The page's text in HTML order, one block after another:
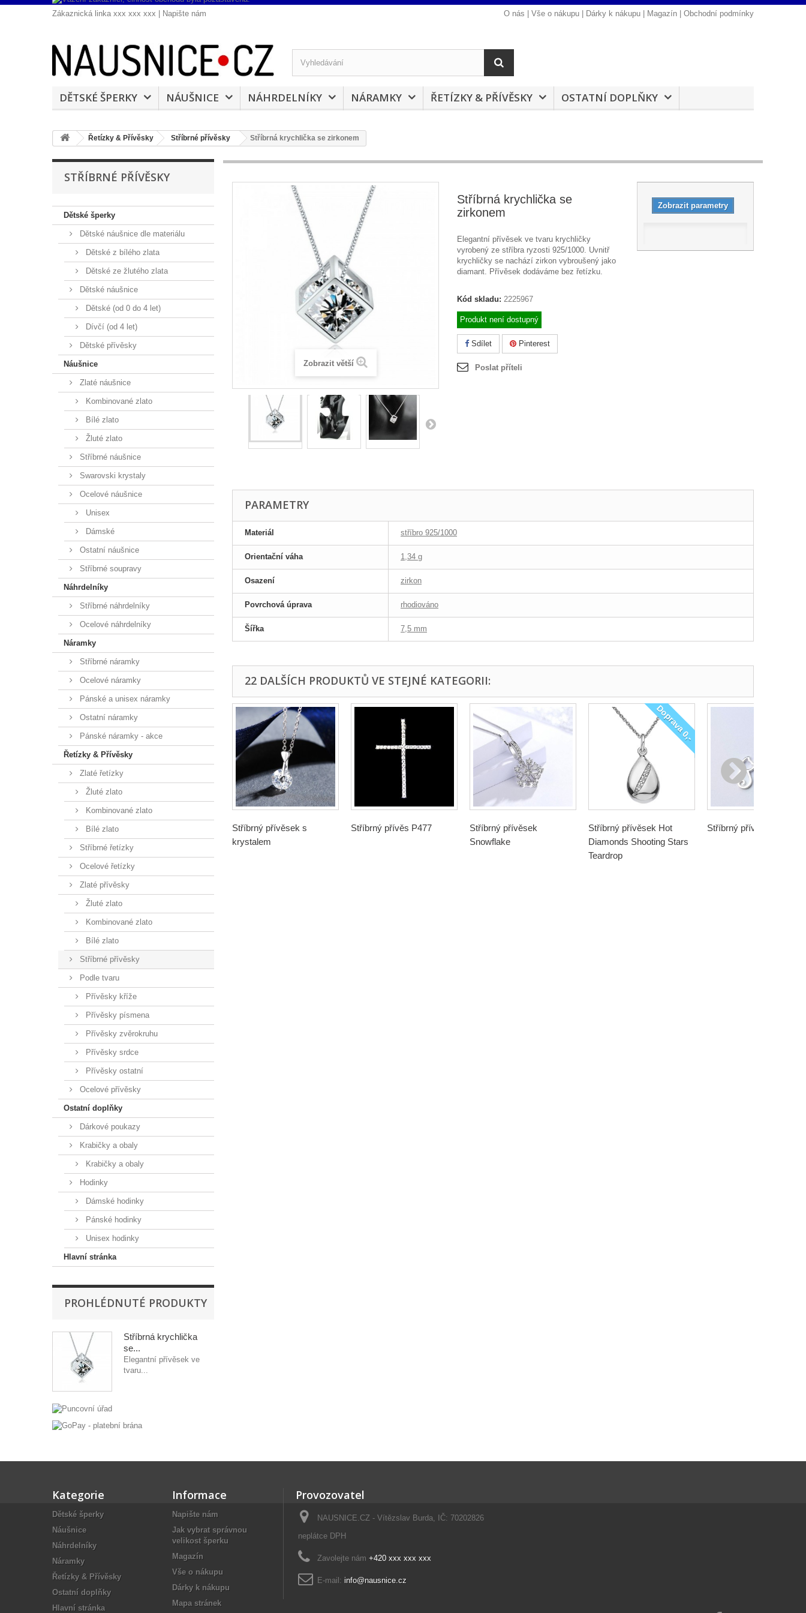
Zákaznická linka xxx xxx xxx | Napište nám O nás Vše o nákupu Dárky k nákupu Magazín Obchodní podmínky
DĚTSKÉ ŠPERKY NÁUŠNICE NÁHRDELNÍKY NÁRAMKY ŘETÍZKY & PŘÍVĚSKY OSTATNÍ DOPLŇKY
Řetízky & Přívěsky Stříbrné přívěsky Stříbrná krychlička se zirkonem
Zobrazit větší
Stříbrná krychlička se
zirkonem
Elegantní přívěsek ve tvaru krychličky
vyrobený ze stříbra ryzosti 925/1000. Uvnitř
krychličky se nachází zirkon vybroušený jako
diamant. Přívěsek dodáváme bez řetízku.
Kód skladu: 2225967
Produkt není dostupný
Sdílet Pinterest
Poslat příteli
Zobrazit parametry
PARAMETRY
Materiál stříbro 925/1000
Orientační váha 1,34 g
Osazení zirkon
Povrchová úprava rhodiováno
Šířka 7,5 mm
22 DALŠÍCH PRODUKTŮ VE STEJNÉ KATEGORII:
Stříbrný přívěsek s
krystalem
Stříbrný přívěs P477
Stříbrný přívěsek
Snowflake
Stříbrný přívěsek Hot
Diamonds Shooting Stars
Teardrop
Doprava 0,-
Stříbrný přívěsek Kitty
STŘÍBRNÉ PŘÍVĚSKY
Dětské šperky
Dětské náušnice dle materiálu
Dětské z bílého zlata
Dětské ze žlutého zlata
Dětské náušnice
Dětské (od 0 do 4 let)
Dívčí (od 4 let)
Dětské přívěsky
Náušnice
Zlaté náušnice
Kombinované zlato
Bílé zlato
Žluté zlato
Stříbrné náušnice
Swarovski krystaly
Ocelové náušnice
Unisex
Dámské
Ostatní náušnice
Stříbrné soupravy
Náhrdelníky
Stříbrné náhrdelníky
Ocelové náhrdelníky
Náramky
Stříbrné náramky
Ocelové náramky
Pánské a unisex náramky
Ostatní náramky
Pánské náramky - akce
Řetízky & Přívěsky
Zlaté řetízky
Žluté zlato
Kombinované zlato
Bílé zlato
Stříbrné řetízky
Ocelové řetízky
Zlaté přívěsky
Žluté zlato
Kombinované zlato
Bílé zlato
Stříbrné přívěsky
Podle tvaru
Přívěsky kříže
Přívěsky písmena
Přívěsky zvěrokruhu
Přívěsky srdce
Přívěsky ostatní
Ocelové přívěsky
Ostatní doplňky
Dárkové poukazy
Krabičky a obaly
Krabičky a obaly
Hodinky
Dámské hodinky
Pánské hodinky
Unisex hodinky
Hlavní stránka
PROHLÉDNUTÉ PRODUKTY
Stříbrná krychlička
se...
Elegantní přívěsek ve
tvaru...
Kategorie
Dětské šperky
Náušnice
Náhrdelníky
Náramky
Řetízky & Přívěsky
Ostatní doplňky
Hlavní stránka
Informace
Napište nám
Jak vybrat správnou
velikost šperku
Magazín
Vše o nákupu
Dárky k nákupu
Mapa stránek
Provozovatel
NAUSNICE.CZ - Vítězslav Burda, IČ: 70202826
neplátce DPH
Zavolejte nám +420 xxx xxx xxx
E-mail: info@nausnice.cz